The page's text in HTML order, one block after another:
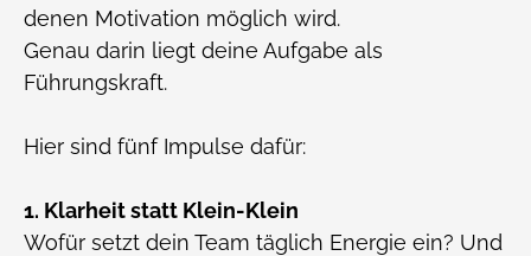
denen Motivation möglich wird.
Genau darin liegt deine Aufgabe als
Führungskraft.
Hier sind fünf Impulse dafür:
1. Klarheit statt Klein-Klein
Wofür setzt dein Team täglich Energie ein? Und